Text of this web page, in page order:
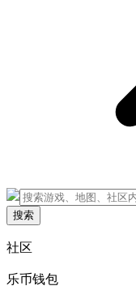
搜索
社区
乐币钱包